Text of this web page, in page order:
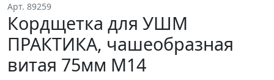
Арт. 89259
Кордщетка для УШМ
ПРАКТИКА, чашеобразная
витая 75мм М14